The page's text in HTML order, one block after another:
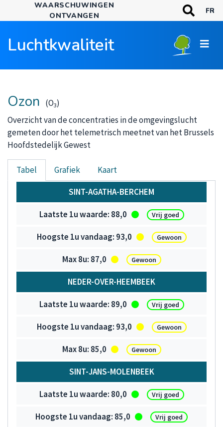
Overslaan
en
de
gaan
WAARSCHUWINGEN
ONTVANGEN
Zoeken
FR
Luchtkwaliteit
Ozon (O3)
Overzicht van de concentraties in de omgevingslucht
gemeten door het telemetrisch meetnet van het Brussels
Hoofdstedelijk Gewest
Tabel Grafiek
Kaart
SINT-AGATHA-BERCHEM
88,0 Vrij goed
93,0 Gewoon
87,0 Gewoon
NEDER-OVER-HEEMBEEK
89,0 Vrij goed
93,0 Gewoon
85,0 Gewoon
SINT-JANS-MOLENBEEK
80,0 Vrij goed
85,0 Vrij goed